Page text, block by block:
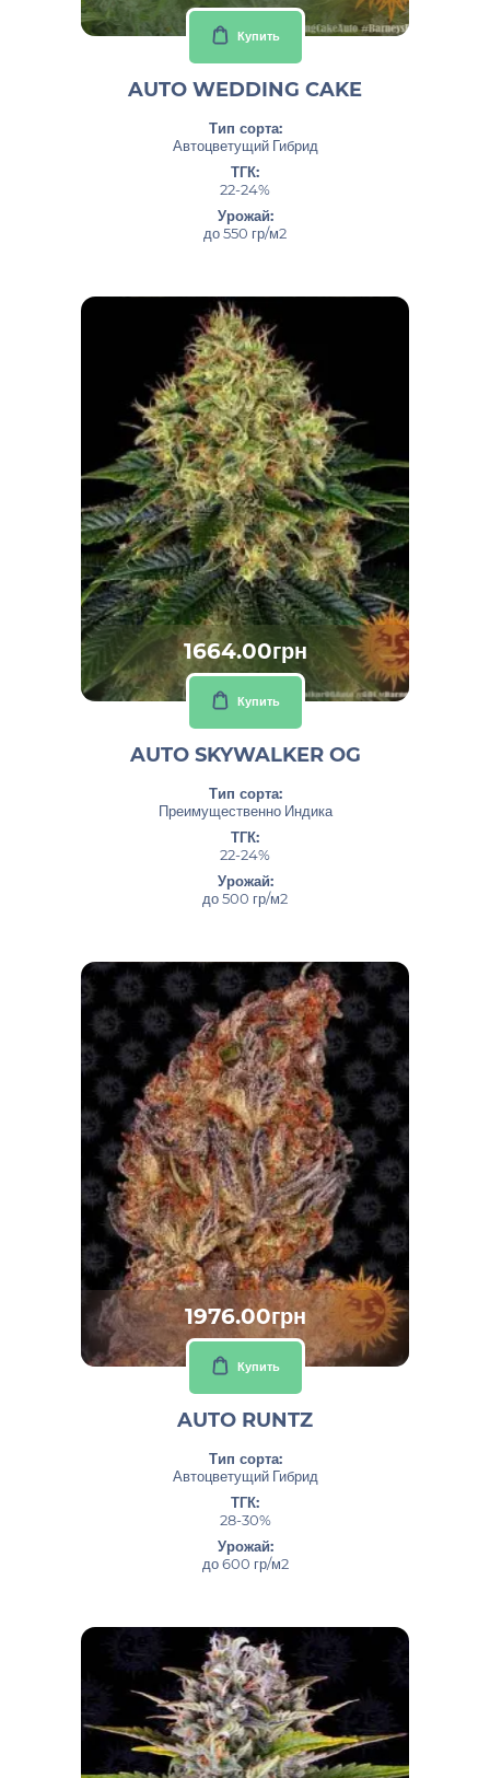
Купить
AUTO WEDDING CAKE
Тип сорта:
Автоцветущий Гибрид
ТГК:
22-24%
Урожай:
до 550 гр/м2
1664.00грн
Купить
AUTO SKYWALKER OG
Тип сорта:
Преимущественно Индика
ТГК:
22-24%
Урожай:
до 500 гр/м2
1976.00грн
Купить
AUTO RUNTZ
Тип сорта:
Автоцветущий Гибрид
ТГК:
28-30%
Урожай:
до 600 гр/м2